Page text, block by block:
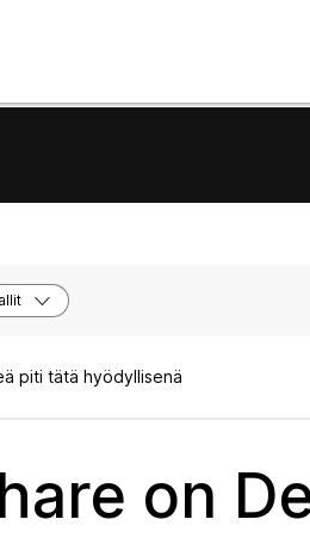
piti tätä hyödyllisenä
on